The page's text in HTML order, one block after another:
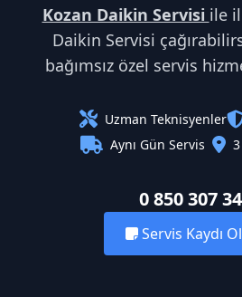
Kozan Daikin Servisi ile
Daikin Servisi
bağımsız özel servis
Uzman Teknisyenler
Aynı Gün Servis
0 850 307
Servis Kaydı